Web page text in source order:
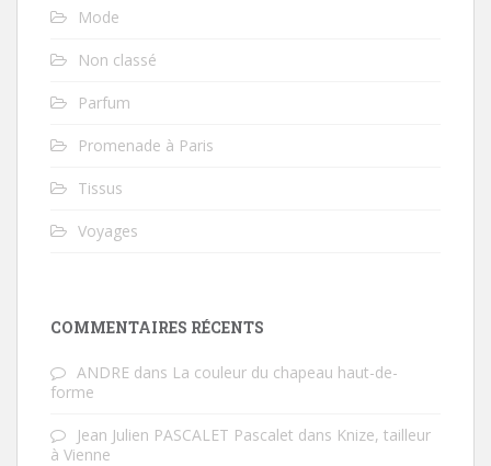
Mode
Non classé
Parfum
Promenade à Paris
Tissus
Voyages
COMMENTAIRES RÉCENTS
ANDRE dans La couleur du chapeau haut-de-
forme
Jean Julien PASCALET Pascalet dans Knize, tailleur
à Vienne